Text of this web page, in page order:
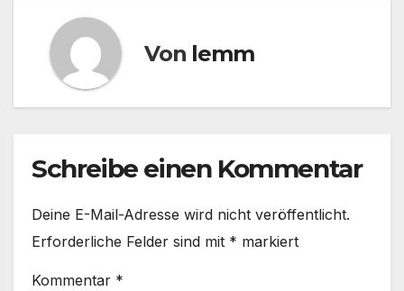
Von lemm
Schreibe einen Kommentar
Deine E-Mail-Adresse wird nicht veröffentlicht.
Erforderliche Felder sind mit * markiert
Kommentar *